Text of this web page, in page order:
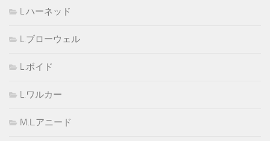
L.ハーネッド
L.ブローウェル
L.ボイド
L.ワルカー
M.L.アニード